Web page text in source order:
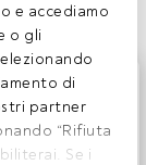
e accediamo
o gli
di
partner
“Rifiuta
Se i
Se
Se non
per scoprire